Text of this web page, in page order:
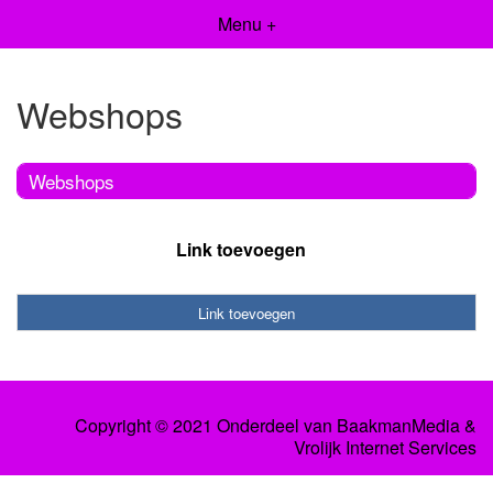
Menu +
Webshops
Webshops
Link toevoegen
Link toevoegen
Copyright © 2021 Onderdeel van BaakmanMedia&
Vrolijk Internet Services